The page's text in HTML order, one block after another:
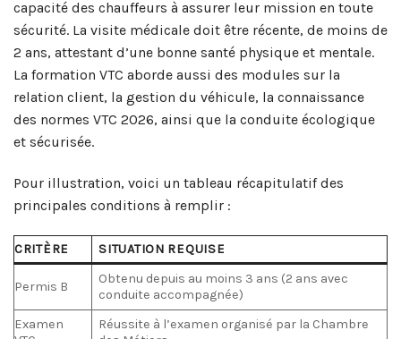
capacité des chauffeurs à assurer leur mission en toute
sécurité. La visite médicale doit être récente, de moins de
2 ans, attestant d’une bonne santé physique et mentale.
La formation VTC aborde aussi des modules sur la
relation client, la gestion du véhicule, la connaissance
des normes VTC 2026, ainsi que la conduite écologique
et sécurisée.
Pour illustration, voici un tableau récapitulatif des
principales conditions à remplir :
CRITÈRE SITUATION REQUISE
Permis B
Obtenu depuis au moins 3 ans (2 ans avec
conduite accompagnée)
Examen
Réussite à l’examen organisé par la Chambre